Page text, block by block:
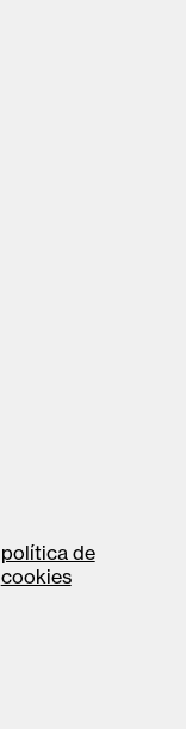
política de
cookies